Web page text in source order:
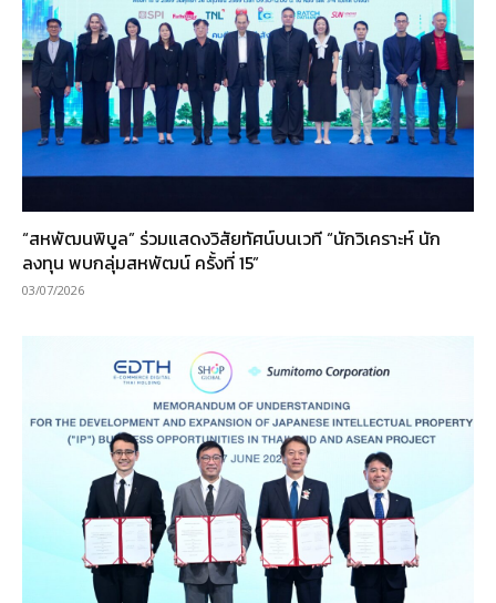
“สหพัฒนพิบูล” ร่วมแสดงวิสัยทัศน์บนเวที “นักวิเคราะห์ นัก
ลงทุน พบกลุ่มสหพัฒน์ ครั้งที่ 15”
03/07/2026